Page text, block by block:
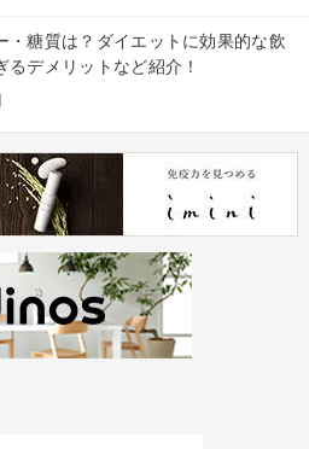
・糖質は？ダイエットに効果的な飲
るデメリットなど紹介！